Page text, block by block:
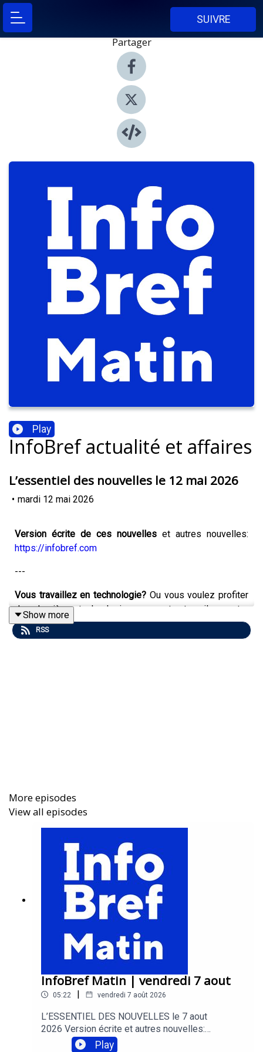
SUIVRE
Partager
Play
InfoBref actualité et affaires
L’essentiel des nouvelles le 12 mai 2026
• mardi 12 mai 2026
Version écrite de ces nouvelles et autres nouvelles:
https://infobref.com
---
Vous travaillez en technologie? Ou vous voulez profiter
des dernières technologies pour votre travail ou votre
entreprise? Alors inscrivez-vous gratuitement à
l’infolettre mensuelleInfoBref Pro Techno
la productivité
Trouver le balado InfoBref
plateformes de balado: https://infobref.com/audio
Acheter de la publicitédans ce balado:
https://infobref.com/pub/balado
Commentaires et suggestionsà l’animateur Patrick
Pierra:editeur@infobref.com
Show more
RSS
More episodes
View all episodes
InfoBref Matin | vendredi 7 aout
05:22 | vendredi 7 août 2026
L’ESSENTIEL DES NOUVELLES le 7 aout
2026 Version écrite et autres nouvelles:
https://infobref.com --- Des conseils pour gagner
Play